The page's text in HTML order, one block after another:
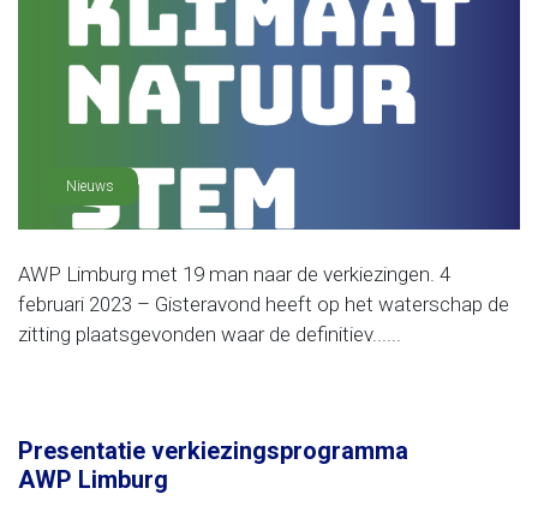
Nieuws
AWP Limburg met 19 man naar de verkiezingen. 4
februari 2023 – Gisteravond heeft op het waterschap de
zitting plaatsgevonden waar de definitiev......
Presentatie verkiezingsprogramma
AWP Limburg